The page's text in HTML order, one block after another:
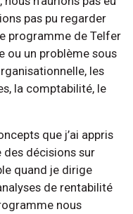
pas pu regarder
programme de Telfer
ou un problème sous
les
la comptabilité, le
que j’ai appris
décisions sur
quand je dirige
de rentabilité
nous